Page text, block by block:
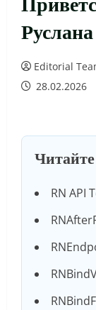
Руслана
Editorial
28.02.2026
RN API